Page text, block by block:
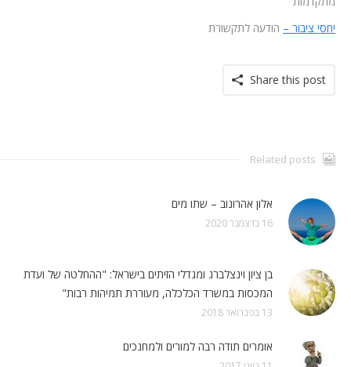
יחסי ציבור – הודעה לתקשורת
Share this post
Related posts
אלון אהרונוב – שתו מים
16 בדצמבר 2020
בן ציון וינצלברג ומגדלי הזיתים בישראל: "ההחלטה של ועדת
המכסות במשרד הכלכלה, מעוררת תמיהות רבות"
13 בפברואר 2018
אומרים תודה רבה למורים ולמחנכים